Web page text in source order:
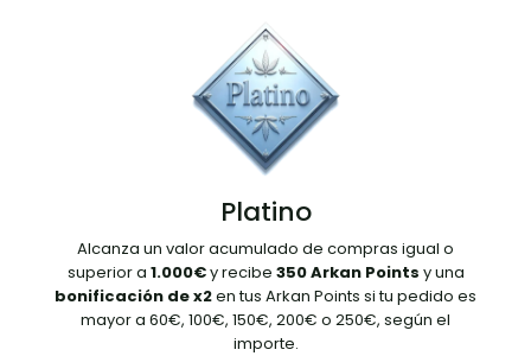
Platino
Alcanza un valor acumulado de compras igual o
superior a 1.000€y recibe 350 Arkan Points y una
bonificación de x2en tus Arkan Points si tu pedido es
mayor a 60€, 100€, 150€, 200€ o 250€, según el
importe.